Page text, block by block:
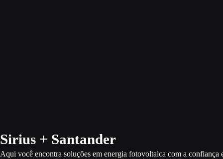
Sirius + Santander
Aqui você encontra soluções em energia fotovoltaica com a confiança